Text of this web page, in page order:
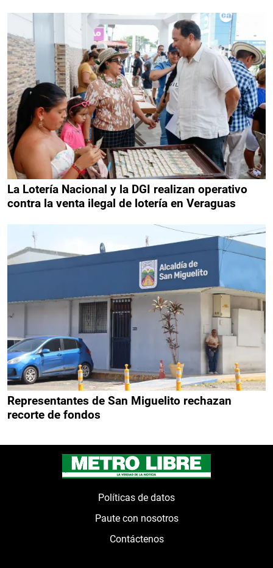
La Lotería Nacional y la DGI realizan operativo
contra la venta ilegal de lotería en Veraguas
Representantes de San Miguelito rechazan
recorte de fondos
Políticas de datos
Paute con nosotros
Contáctenos